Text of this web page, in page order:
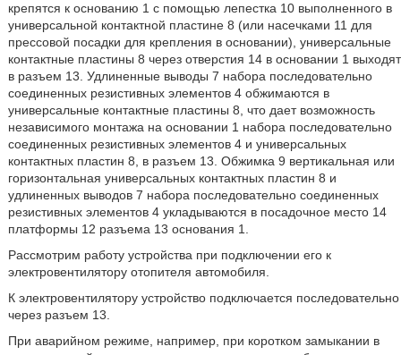
крепятся к основанию 1 с помощью лепестка 10 выполненного в
универсальной контактной пластине 8 (или насечками 11 для
прессовой посадки для крепления в основании), универсальные
контактные пластины 8 через отверстия 14 в основании 1 выходят
в разъем 13. Удлиненные выводы 7 набора последовательно
соединенных резистивных элементов 4 обжимаются в
универсальные контактные пластины 8, что дает возможность
независимого монтажа на основании 1 набора последовательно
соединенных резистивных элементов 4 и универсальных
контактных пластин 8, в разъем 13. Обжимка 9 вертикальная или
горизонтальная универсальных контактных пластин 8 и
удлиненных выводов 7 набора последовательно соединенных
резистивных элементов 4 укладываются в посадочное место 14
платформы 12 разъема 13 основания 1.
Рассмотрим работу устройства при подключении его к
электровентилятору отопителя автомобиля.
К электровентилятору устройство подключается последовательно
через разъем 13.
При аварийном режиме, например, при коротком замыкании в